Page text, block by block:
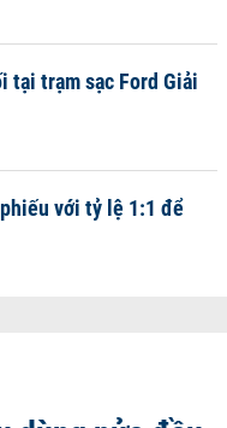
tại trạm sạc Ford Giải
với tỷ lệ 1:1 để